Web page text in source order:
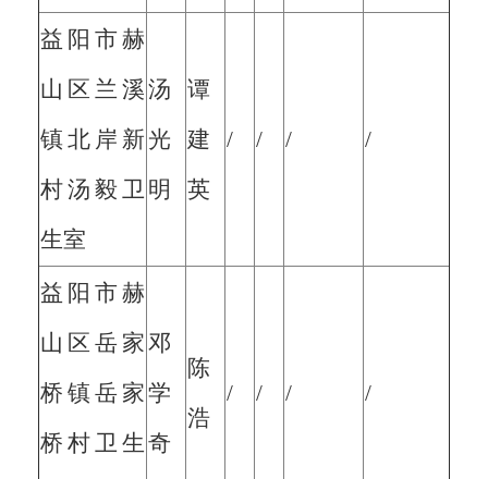
益阳市赫
山区兰溪
镇北岸新
村汤毅卫
生室
汤
光
明
谭
建
英
/ / / /
益阳市赫
山区岳家
桥镇岳家
桥村卫生
邓
学
奇
陈
浩
/ / / /